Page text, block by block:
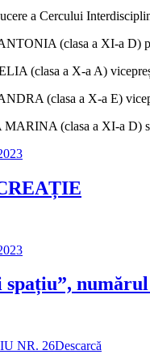
a Cercului
(clasa a XI-a D)
(clasa a X-a A)
(clasa a X-a E)
(clasa a XI-a D)
NR. 26Descarcă